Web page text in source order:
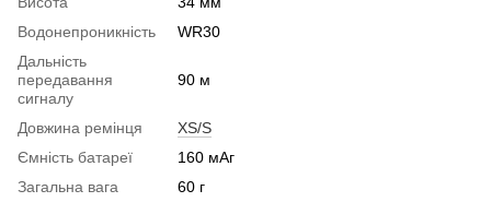
Водонепроникність
WR30
Дальність
передавання
сигналу
90 м
Довжина ремінця
XS/S
Ємність батареї
160 мАг
Загальна вага
60 г